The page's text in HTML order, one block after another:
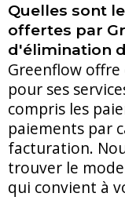
Quelles sont
offertes par
d'élimination
Greenflow
pour ses
compris les
paiements par
facturation.
trouver le
qui convient à